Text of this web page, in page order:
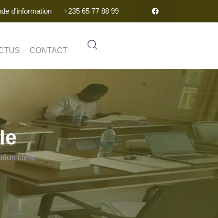
d'information +235 65 77 88 99
CONTACT
civile